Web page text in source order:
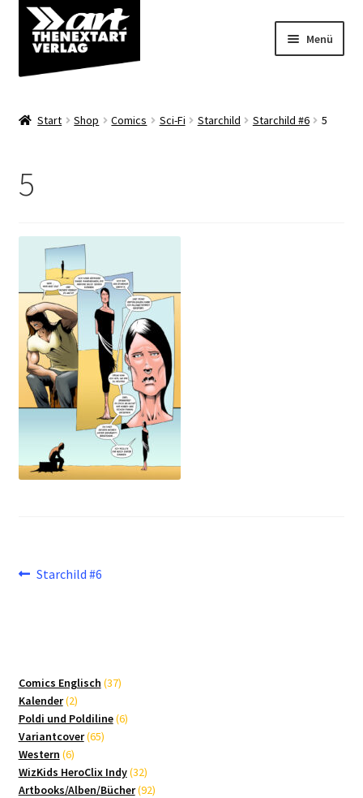
Zur
Navigation
springen
Zum
Inhalt
springen
Menü
Über uns
Start Shop Comics Sci-Fi Starchild Starchild #6 5
5
Beitragsnavigation
Vorheriger
Starchild #6
Comics Englisch 3737
Kalender 22
Produkte
Poldi und Poldiline 66
Variantcover 6565
Western 66
Produkte
WizKids HeroClix Indy 3232
Produkte
Artbooks/Alben/Bücher 9292